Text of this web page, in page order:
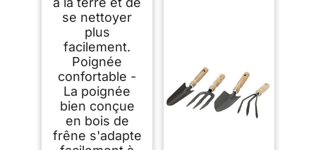
se nettoyer
plus
facilement.
Poignée
confortable -
La poignée
bien conçue
en bois de
frêne s'adapte